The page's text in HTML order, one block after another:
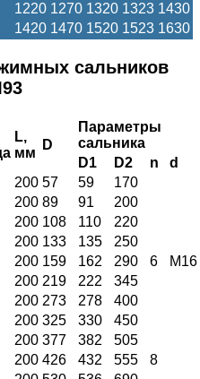
1220 1270 1320 1323 1430
1420 1470 1520 1523 1630
сальников
L,
мм
D
Параметры
сальника
D1
D2 n
d
200 57 59 170
6 M16
200 89 91
200
200 108 110
220
200 133 135
250
200 159 162
290
200 219 222
345
200 273 278
400
200 325 330
450
200 377 382
505
200 426 432 555
8